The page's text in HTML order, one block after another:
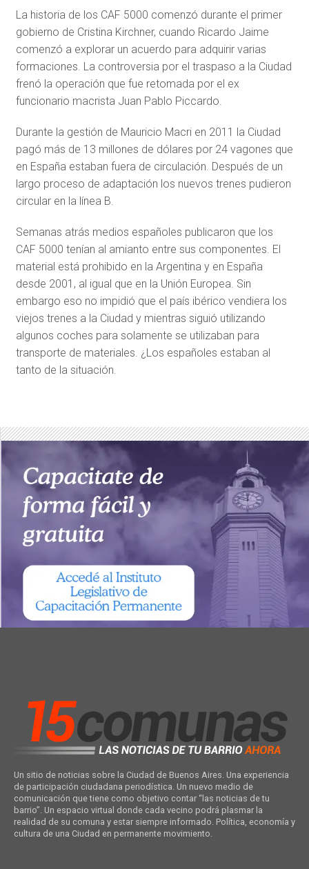
La historia de los CAF 5000 comenzó durante el primer
gobierno de Cristina Kirchner, cuando Ricardo Jaime
comenzó a explorar un acuerdo para adquirir varias
formaciones. La controversia por el traspaso a la Ciudad
frenó la operación que fue retomada por el ex
funcionario macrista Juan Pablo Piccardo.
Durante la gestión de Mauricio Macri en 2011 la Ciudad
pagó más de 13 millones de dólares por 24 vagones que
en España estaban fuera de circulación. Después de un
largo proceso de adaptación los nuevos trenes pudieron
circular en la línea B.
Semanas atrás medios españoles publicaron que los
CAF 5000 tenían al amianto entre sus componentes. El
material está prohibido en la Argentina y en España
desde 2001, al igual que en la Unión Europea. Sin
embargo eso no impidió que el país ibérico vendiera los
viejos trenes a la Ciudad y mientras siguió utilizando
algunos coches para solamente se utilizaban para
transporte de materiales. ¿Los españoles estaban al
tanto de la situación.
Un sitio de noticias sobre la Ciudad de Buenos Aires. Una experiencia
de participación ciudadana periodística. Un nuevo medio de
comunicación que tiene como objetivo contar “las noticias de tu
barrio”. Un espacio virtual donde cada vecino podrá plasmar la
realidad de su comuna y estar siempre informado. Política, economía y
cultura de una Ciudad en permanente movimiento.